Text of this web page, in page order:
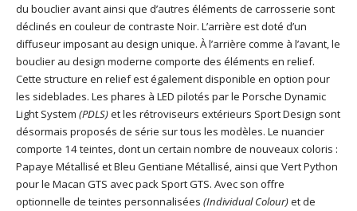
du bouclier avant ainsi que d’autres éléments de carrosserie sont
déclinés en couleur de contraste Noir. L’arrière est doté d’un
diffuseur imposant au design unique. À l’arrière comme à l’avant, le
bouclier au design moderne comporte des éléments en relief.
Cette structure en relief est également disponible en option pour
les sideblades. Les phares à LED pilotés par le Porsche Dynamic
Light System (PDLS)et les rétroviseurs extérieurs Sport Design sont
désormais proposés de série sur tous les modèles. Le nuancier
comporte 14 teintes, dont un certain nombre de nouveaux coloris :
Papaye Métallisé et Bleu Gentiane Métallisé, ainsi que Vert Python
pour le Macan GTS avec pack Sport GTS. Avec son offre
optionnelle de teintes personnalisées (Individual Colour)et de